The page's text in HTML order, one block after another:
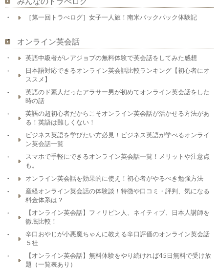
［第一回トラべログ］女子一人旅！南米バックパック体験記
オンライン英会話
英語中級者がレアジョブの無料体験で英会話をしてみた感想
日本語対応できるオンライン英会話比較ランキング【初心者にオ
ススメ】
英語のド素人だったアラサー男が初めてオンライン英会話をした
時の話
英語の超初心者だからこそオンライン英会話が活かせる方法があ
る！英語は難しくない！
ビジネス英語を学びたい方必見！ビジネス英語が学べるオンライ
ン英会話一覧
スマホで手軽にできるオンライン英会話一覧！メリットや注意点
も。
オンライン英会話を効果的に使え！初心者がやるべき勉強方法
産経オンライン英会話の体験談！特徴や口コミ・評判、気になる
料金体系は？
【オンライン英会話】フィリピン人、ネイティブ、日本人講師を
徹底比較！
辛口おやじが小悪魔ちゃんに教える辛口評価のオンライン英会話
５社
【オンライン英会話】無料体験をやり続ければ45日無料で受け放
題（一覧表あり）